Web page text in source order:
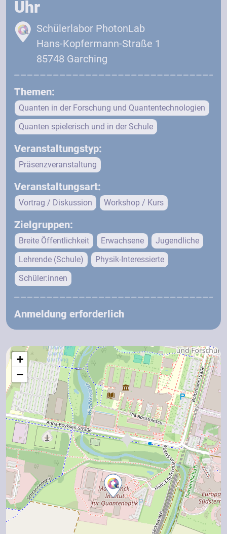
Uhr
Schülerlabor PhotonLab
Hans-Kopfermann-Straße 1
85748 Garching
Themen:
Quanten in der Forschung und Quantentechnologien
Quanten spielerisch und in der Schule
Veranstaltungstyp:
Präsenzveranstaltung
Veranstaltungsart:
Vortrag / Diskussion Workshop / Kurs
Zielgruppen:
Breite Öffentlichkeit Erwachsene
Jugendliche
Lehrende (Schule)
Physik-Interessierte
Schüler:innen
Anmeldung erforderlich
+
−